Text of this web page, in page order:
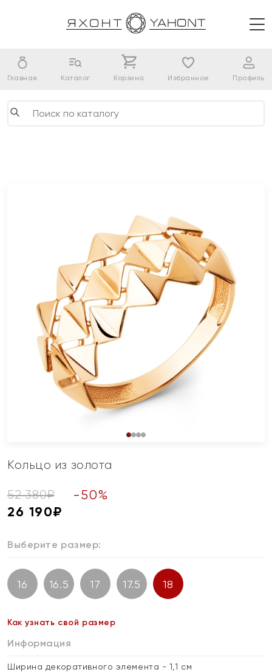
Главная Каталог Корзина Избранное Профиль
Кольцо из золота
52 380₽ -50%
26 190₽
Выберите размер:
16 16.5 17 17.5 18
Как узнать свой размер
Информация
Ширина декоративного элемента - 1,1 см